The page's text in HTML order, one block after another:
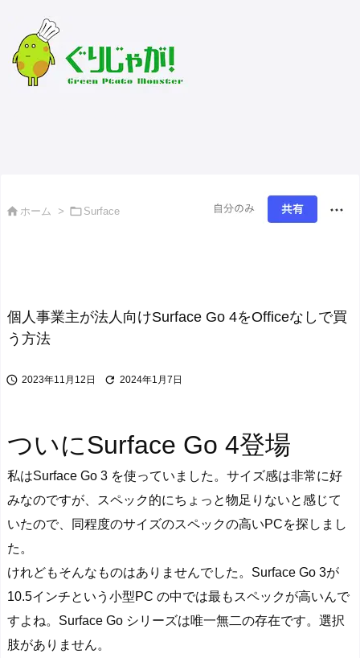
 ホーム >  Surface
個人事業主が法人向けSurface Go 4をOfficeなしで買
う方法
 2023年11月12日  2024年1月7日
ついにSurface Go 4登場
私はSurface Go 3 を使っていました。サイズ感は非常に好
みなのですが、スペック的にちょっと物足りないと感じて
いたので、同程度のサイズのスペックの高いPCを探しまし
た。
けれどもそんなものはありませんでした。Surface Go 3が
10.5インチという小型PC の中では最もスペックが高いんで
すよね。Surface Go シリーズは唯一無二の存在です。選択
肢がありません。